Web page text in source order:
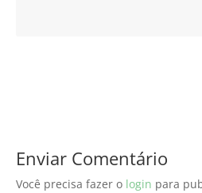
Enviar Comentário
Você precisa fazer o login para